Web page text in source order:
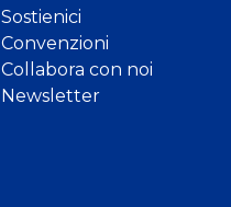
Sostienici
Convenzioni
Collabora con noi
Newsletter